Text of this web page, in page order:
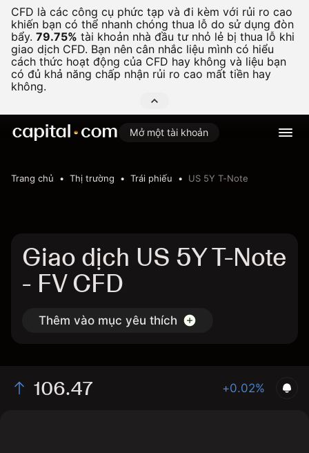
CFD là các công cụ phức tạp và đi kèm với rủi ro cao
khiến bạn có thể nhanh chóng thua lỗ do sử dụng đòn
bẩy. 79.75% tài khoản nhà đầu tư nhỏ lẻ bị thua lỗ khi
giao dịch CFD. Bạn nên cân nhắc liệu mình có hiểu
cách thức hoạt động của CFD hay không và liệu bạn
có đủ khả năng chấp nhận rủi ro cao mất tiền hay
không.
Mở một tài khoản
Trang chủ Thị trường Trái phiếu US 5Y T-Note
Giao dịch US 5Y T-Note
- FV CFD
Thêm vào mục yêu thích
106.47 +0.02%